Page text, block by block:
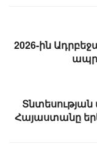
2026-ին
Հայաստանը